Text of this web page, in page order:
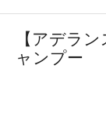
【アデラ
ャンプー